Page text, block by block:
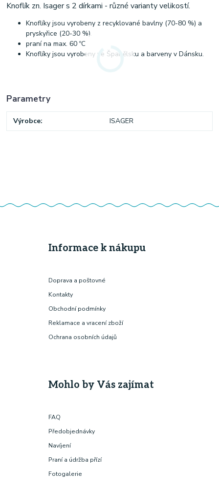
Knoflík zn. Isager s 2 dírkami - různé varianty velikostí.
Knoflíky jsou vyrobeny z recyklované bavlny (70-80 %) a
pryskyřice (20-30 %).
praní na max. 60 ºC
Knoflíky jsou vyrobeny ve Španělsku a barveny v Dánsku.
Parametry
Výrobce ISAGER
Informace k nákupu
Doprava a poštovné
Kontakty
Obchodní podmínky
Reklamace a vracení zboží
Ochrana osobních údajů
Mohlo by Vás zajímat
FAQ
Předobjednávky
Navíjení
Praní a údržba přízí
Fotogalerie